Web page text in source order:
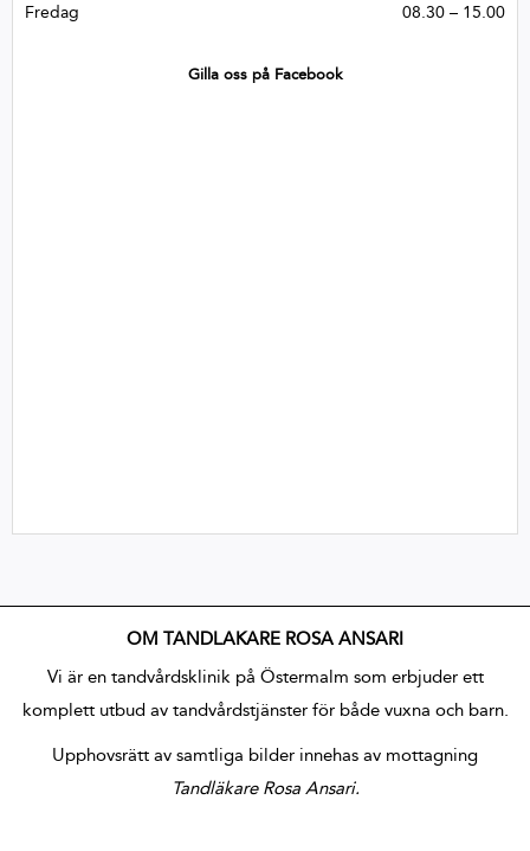
Fredag
08.30 – 15.00
Gilla oss på Facebook
OM TANDLÄKARE ROSA ANSARI
Vi är en tandvårdsklinik på Östermalm som erbjuder ett
komplett utbud av tandvårdstjänster för både vuxna och barn.
Upphovsrätt av samtliga bilder innehas av mottagning
Tandläkare Rosa Ansari.